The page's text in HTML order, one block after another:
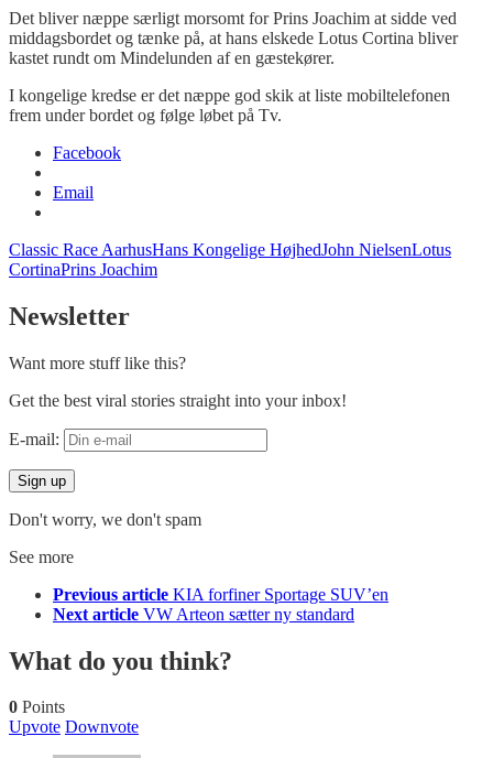
Det bliver næppe særligt morsomt for Prins Joachim at sidde ved
middagsbordet og tænke på, at hans elskede Lotus Cortina bliver
kastet rundt om Mindelunden af en gæstekører.
I kongelige kredse er det næppe god skik at liste mobiltelefonen
frem under bordet og følge løbet på Tv.
Facebook
Email
Classic Race AarhusHans Kongelige HøjhedJohn NielsenLotus
CortinaPrins Joachim
Newsletter
Want more stuff like this?
Get the best viral stories straight into your inbox!
E-mail:
Don't worry, we don't spam
See more
Previous article KIA forfiner Sportage SUV’en
Next article VW Arteon sætter ny standard
What do you think?
0 Points
Upvote Downvote